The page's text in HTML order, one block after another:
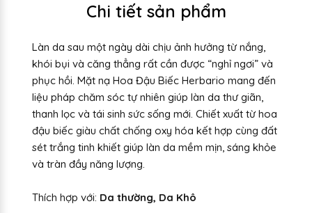
Chi tiết sản phẩm
Làn da sau một ngày dài chịu ảnh hưởng từ nắng,
khói bụi và căng thẳng rất cần được “nghỉ ngơi” và
phục hồi. Mặt nạ Hoa Đậu Biếc Herbario mang đến
liệu pháp chăm sóc tự nhiên giúp làn da thư giãn,
thanh lọc và tái sinh sức sống mới. Chiết xuất từ hoa
đậu biếc giàu chất chống oxy hóa kết hợp cùng đất
sét trắng tinh khiết giúp làn da mềm mịn, sáng khỏe
và tràn đầy năng lượng.
Thích hợp với: Da thường, Da Khô